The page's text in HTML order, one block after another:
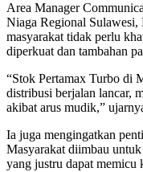
Area Manager
Niaga Regional
masyarakat tidak perlu
diperkuat dan tambahan
“Stok Pertamax Turbo di
distribusi berjalan lancar,
akibat arus mudik,”
Ia juga mengingatkan
Masyarakat diimbau
yang justru dapat memicu